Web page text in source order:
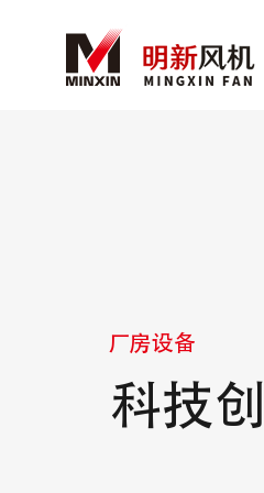
厂房设备
科技